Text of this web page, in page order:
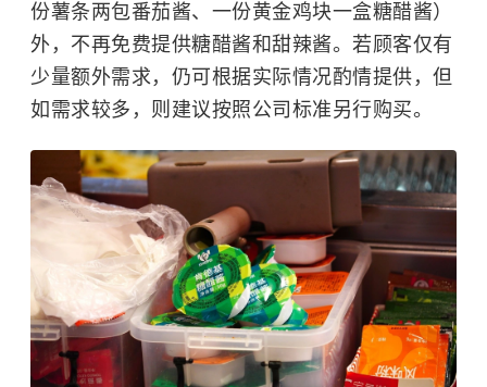
份薯条两包番茄酱、一份黄金鸡块一盒糖醋酱）
外，不再免费提供糖醋酱和甜辣酱。若顾客仅有
少量额外需求，仍可根据实际情况酌情提供，但
如需求较多，则建议按照公司标准另行购买。